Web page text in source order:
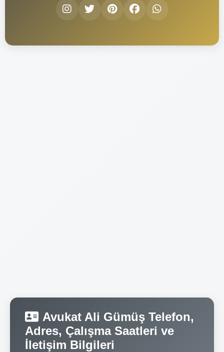
Avukat Ali Gümüş Telefon,
Adres, Çalışma Saatleri ve
İletişim Bilgileri